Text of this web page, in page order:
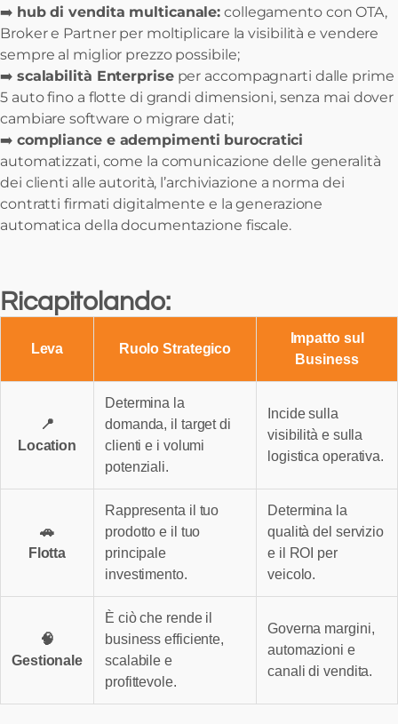
➡️ hub di vendita multicanale: collegamento con OTA,
Broker e Partner per moltiplicare la visibilità e vendere
sempre al miglior prezzo possibile;
➡️ scalabilità Enterpriseper accompagnarti dalle prime
5 auto fino a flotte di grandi dimensioni, senza mai dover
cambiare software o migrare dati;
➡️ compliance e adempimenti burocratici
automatizzati, come la comunicazione delle generalità
dei clienti alle autorità, l’archiviazione a norma dei
contratti firmati digitalmente e la generazione
automatica della documentazione fiscale.
Ricapitolando:
Leva Ruolo Strategico
Impatto sul
Business
📍
Location
Determina la
domanda, il target di
clienti e i volumi
potenziali.
Incide sulla
visibilità e sulla
logistica operativa.
🚗
Flotta
Rappresenta il tuo
prodotto e il tuo
principale
investimento.
Determina la
qualità del servizio
e il ROI per
veicolo.
🧠
Gestionale
È ciò che rende il
business efficiente,
scalabile e
profittevole.
Governa margini,
automazioni e
canali di vendita.